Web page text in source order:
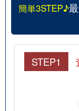
国見
国見
国見
簡単3STEP♪
STEP1